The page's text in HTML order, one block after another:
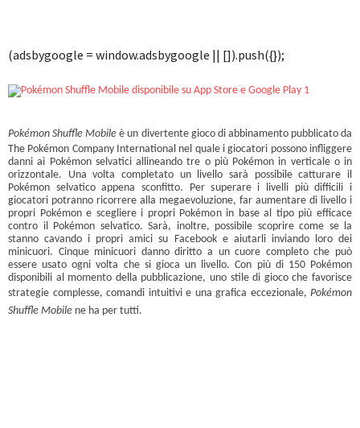
(adsbygoogle = window.adsbygoogle || []).push({});
Pokémon Shuffle Mobile è un divertente gioco di abbinamento pubblicato da
The Pokémon Company International nel quale i giocatori possono infliggere
danni ai Pokémon selvatici allineando tre o più Pokémon in verticale o in
orizzontale. Una volta completato un livello sarà possibile catturare il
Pokémon selvatico appena sconfitto. Per superare i livelli più difficili i
giocatori potranno ricorrere alla megaevoluzione, far aumentare di livello i
propri Pokémon e scegliere i propri Pokémon in base al tipo più efficace
contro il Pokémon selvatico. Sarà, inoltre, possibile scoprire come se la
stanno cavando i propri amici su Facebook e aiutarli inviando loro dei
minicuori. Cinque minicuori danno diritto a un cuore completo che può
essere usato ogni volta che si gioca un livello. Con più di 150 Pokémon
disponibili al momento della pubblicazione, uno stile di gioco che favorisce
strategie complesse, comandi intuitivi e una grafica eccezionale, Pokémon
Shuffle Mobile ne ha per tutti.